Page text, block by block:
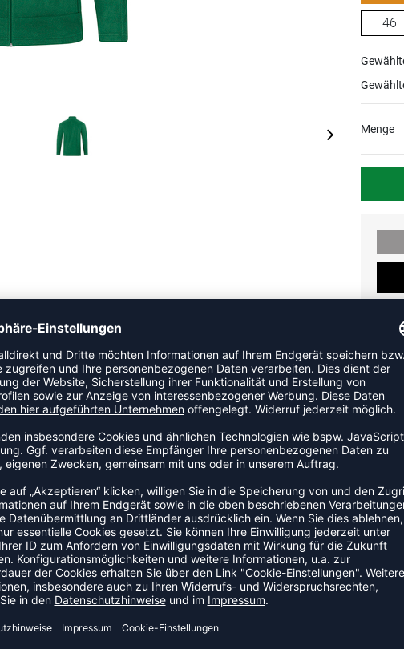
46
Menge
in tonalem Kontrast Zippergarage Seitentaschen mit
mit Ripp
ZULETZT ANGESEHEN
DER KATEGORIE OUTDOOR-